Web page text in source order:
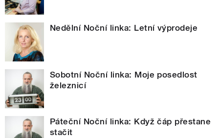
Nedělní Noční linka: Letní výprodeje
Sobotní Noční linka: Moje posedlost
železnicí
Páteční Noční linka: Když čáp přestane
stačit